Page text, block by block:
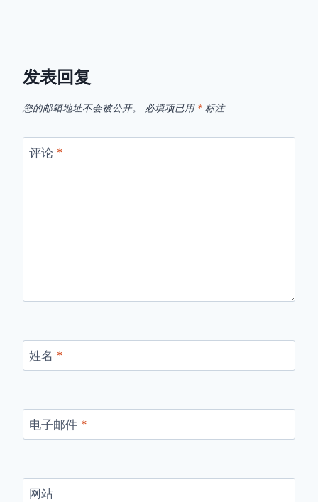
发表回复
您的邮箱地址不会被公开。 必填项已用 * 标注
评论 *
姓名 *
电子邮件 *
网站